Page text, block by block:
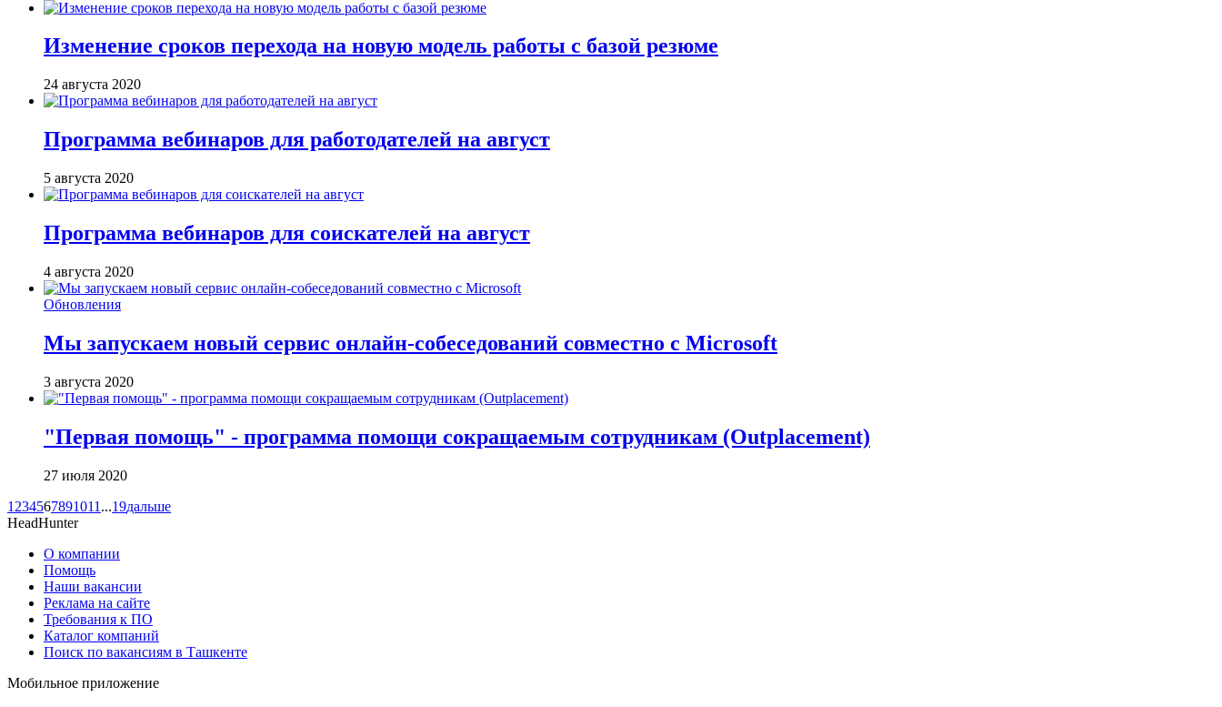
Изменение сроков перехода на новую модель работы с базой резюме
24 августа 2020
Программа вебинаров для работодателей на август
5 августа 2020
Программа вебинаров для соискателей на август
4 августа 2020
Обновления
Мы запускаем новый сервис онлайн-собеседований совместно с Microsoft
3 августа 2020
"Первая помощь" - программа помощи сокращаемым сотрудникам (Outplacement)
27 июля 2020
1 234567891011 ...19дальше
HeadHunter
О компании
Помощь
Наши вакансии
Реклама на сайте
Требования к ПО
Каталог компаний
Поиск по вакансиям в Ташкенте
Мобильное приложение